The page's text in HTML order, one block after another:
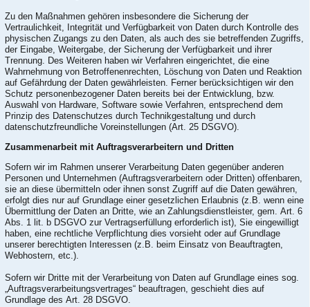
Zu den Maßnahmen gehören insbesondere die Sicherung der
Vertraulichkeit, Integrität und Verfügbarkeit von Daten durch Kontrolle des
physischen Zugangs zu den Daten, als auch des sie betreffenden Zugriffs,
der Eingabe, Weitergabe, der Sicherung der Verfügbarkeit und ihrer
Trennung. Des Weiteren haben wir Verfahren eingerichtet, die eine
Wahrnehmung von Betroffenenrechten, Löschung von Daten und Reaktion
auf Gefährdung der Daten gewährleisten. Ferner berücksichtigen wir den
Schutz personenbezogener Daten bereits bei der Entwicklung, bzw.
Auswahl von Hardware, Software sowie Verfahren, entsprechend dem
Prinzip des Datenschutzes durch Technikgestaltung und durch
datenschutzfreundliche Voreinstellungen (Art. 25 DSGVO).
Zusammenarbeit mit Auftragsverarbeitern und Dritten
Sofern wir im Rahmen unserer Verarbeitung Daten gegenüber anderen
Personen und Unternehmen (Auftragsverarbeitern oder Dritten) offenbaren,
sie an diese übermitteln oder ihnen sonst Zugriff auf die Daten gewähren,
erfolgt dies nur auf Grundlage einer gesetzlichen Erlaubnis (z.B. wenn eine
Übermittlung der Daten an Dritte, wie an Zahlungsdienstleister, gem. Art. 6
Abs. 1 lit. b DSGVO zur Vertragserfüllung erforderlich ist), Sie eingewilligt
haben, eine rechtliche Verpflichtung dies vorsieht oder auf Grundlage
unserer berechtigten Interessen (z.B. beim Einsatz von Beauftragten,
Webhostern, etc.).
Sofern wir Dritte mit der Verarbeitung von Daten auf Grundlage eines sog.
„Auftragsverarbeitungsvertrages“ beauftragen, geschieht dies auf
Grundlage des Art. 28 DSGVO.